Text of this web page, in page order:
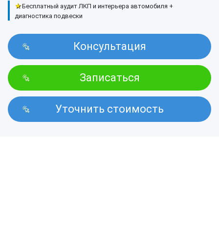
★Бесплатный аудит ЛКП и интерьера автомобиля +
диагностика подвески
Консультация
Записаться
Уточнить стоимость